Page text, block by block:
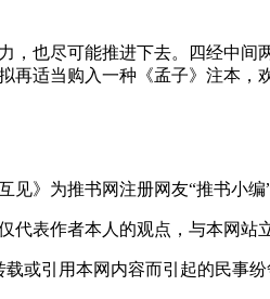
，也尽可能推进下去。四经中间
适当购入一种《孟子》注本，
》为推书网注册网友“推书小
表作者本人的观点，与本网站
或引用本网内容而引起的民事